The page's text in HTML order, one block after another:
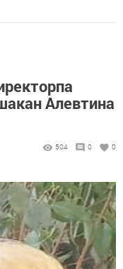
Алевтина
504 0 0